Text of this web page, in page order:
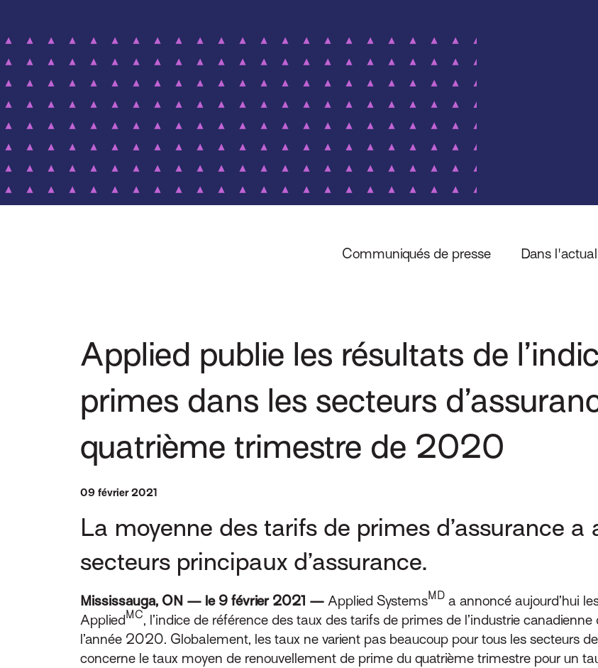
Communiqués de presse Dans
Applied publie les résultats de
primes dans les secteurs
quatrième trimestre de 2020
09 février 2021
La moyenne des tarifs de primes d’assurance
secteurs principaux d’assurance.
Mississauga, ON — le 9 février 2021 —Applied SystemsMDa annoncé aujourd’hui
AppliedMC, l’indice de référence des taux des tarifs de primes de l’industrie
l’année 2020. Globalement, les taux ne varient pas beaucoup pour tous les secteurs
concerne le taux moyen de renouvellement de prime du quatrième trimestre pour un